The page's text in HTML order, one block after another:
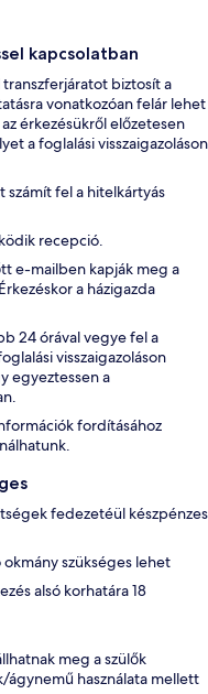
kapcsolatban
transzferjáratot biztosít a
vonatkozóan felár lehet
érkezésükről előzetesen
a foglalási visszaigazoláson
számít fel a hitelkártyás
recepció.
e-mailben kapják meg a
a házigazda
24 órával vegye fel a
visszaigazoláson
egyeztessen a
fordításához
fedezetéül készpénzes
szükséges lehet
alsó korhatára 18
meg a szülők
ágynemű használata mellett